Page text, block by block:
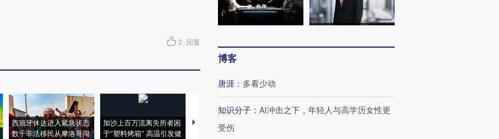
2 · 回复
西班牙休达进入紧急状态
数千非法移民从摩洛哥闯
加沙上百万流离失所者困
于“塑料烤箱” 高温引发健
视线｜HYROX的吸金
术：是什么让中产们甘
博客
唐涯 ： 多看少动
知识分子 ： AI冲击之下，年轻人与高学历女性更
受伤